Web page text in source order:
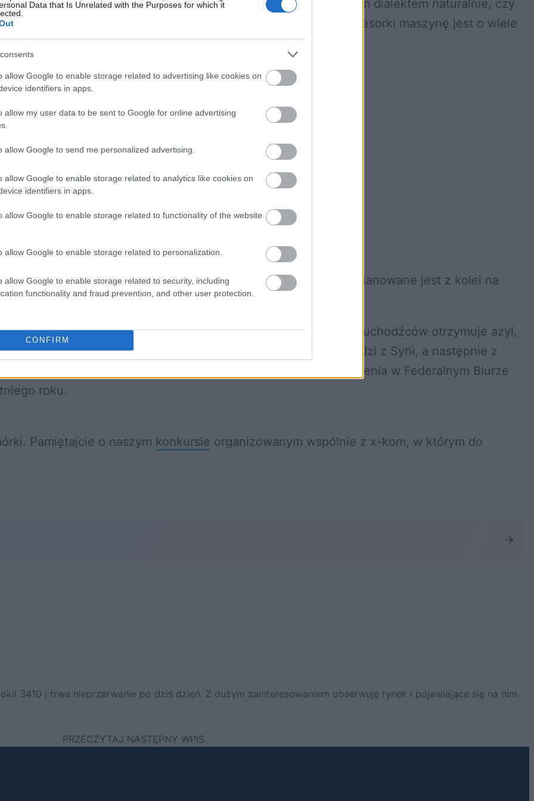
Data that Is Unrelated with the Purposes for which it
allow Google to enable storage related to advertising like cookies on
identifiers in apps.
allow my user data to be sent to Google for online advertising
allow Google to send me personalized advertising.
allow Google to enable storage related to analytics like cookies on
identifiers in apps.
allow Google to enable storage related to functionality of the website
allow Google to enable storage related to personalization.
allow Google to enable storage related to security, including
functionality and fraud prevention, and other user protection.
CONFIRM
człowiek jest w stanie odróżnić, czy ktoś posługuje się danym dialektem naturalnie, czy
I choć oni również mogą się dać nabrać, to zdaniem profesorki maszynę jest o wiele
wprowadzenie technologii rozpoznawania mowy zaplanowane jest z kolei na
sytuacji w Niemczech. Wynika z nich, że mniej niż połowa uchodźców otrzymuje azyl,
formę ochrony, aby uniknęli deportacji. Najwięcej osób pochodzi z Syrii, a następnie z
zmusiła władze do czterokrotnego zwiększenia zatrudnienia w Federalnym Biurze
roku.
Pamiętajcie o naszym konkursie organizowanym wspólnie z x-kom, w którym do
3410 i trwa nieprzerwanie po dziś dzień. Z dużym zainteresowaniem obserwuję rynek i pojawiające się na nim